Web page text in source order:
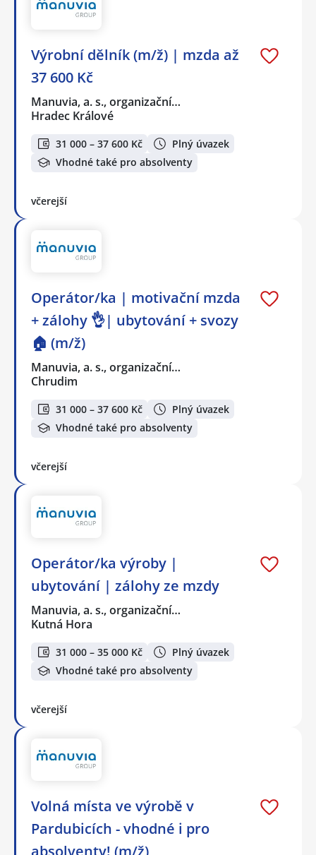
Výrobní dělník (m/ž) | mzda až
37 600 Kč
Manuvia, a. s., organizační…
Hradec Králové
31 000 – 37 600 Kč
Plný úvazek
Vhodné také pro absolventy
včerejší
Operátor/ka | motivační mzda
+ zálohy 👌| ubytování + svozy
🏠 (m/ž)
Manuvia, a. s., organizační…
Chrudim
31 000 – 37 600 Kč
Plný úvazek
Vhodné také pro absolventy
včerejší
Operátor/ka výroby |
ubytování | zálohy ze mzdy
Manuvia, a. s., organizační…
Kutná Hora
31 000 – 35 000 Kč
Plný úvazek
Vhodné také pro absolventy
včerejší
Volná místa ve výrobě v
Pardubicích - vhodné i pro